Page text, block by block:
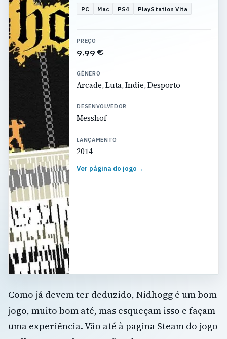
PC Mac PS4 PlayStation Vita
PREÇO
9,99 €
GÉNERO
Arcade, Luta, Indie, Desporto
DESENVOLVEDOR
Messhof
LANÇAMENTO
2014
Ver página do jogo→
Como já devem ter deduzido, Nidhogg é um bom
jogo, muito bom até, mas esqueçam isso e façam
uma experiência. Vão até à pagina Steam do jogo